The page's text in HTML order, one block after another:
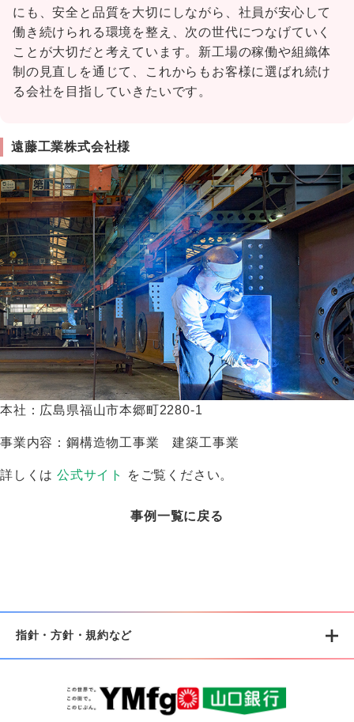
にも、安全と品質を大切にしながら、社員が安心して
働き続けられる環境を整え、次の世代につなげていく
ことが大切だと考えています。新工場の稼働や組織体
制の見直しを通じて、これからもお客様に選ばれ続け
る会社を目指していきたいです。
遠藤工業株式会社様
本社：広島県福山市本郷町2280-1
事業内容：鋼構造物工事業 建築工事業
詳しくは 公式サイト をご覧ください。
事例一覧に戻る
指針・方針・規約など